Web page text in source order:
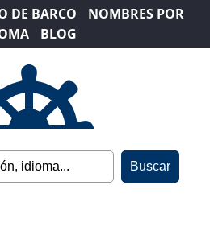
DE BARCO
NOMBRES POR
BLOG